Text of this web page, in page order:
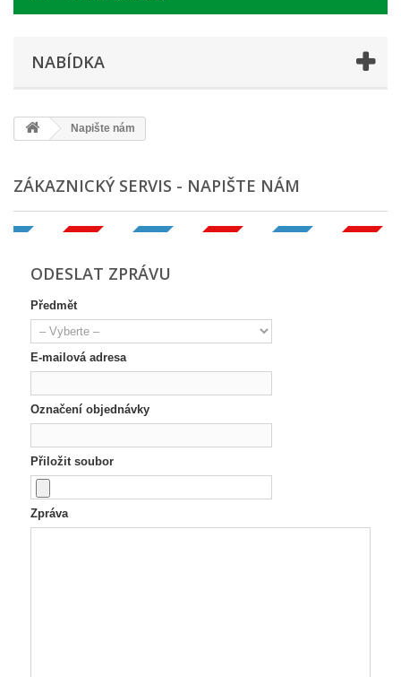
NABÍDKA
Napište nám
ZÁKAZNICKÝ SERVIS - NAPIŠTE NÁM
ODESLAT ZPRÁVU
Předmět
E-mailová adresa
Označení objednávky
Přiložit soubor
Zpráva